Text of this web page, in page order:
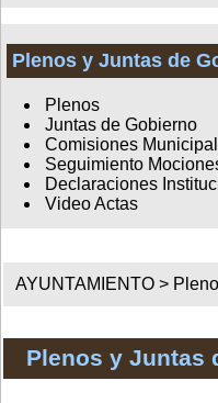
Plenos y Juntas de
Plenos
Juntas de Gobierno
Comisiones
Seguimiento
Declaraciones
Video Actas
AYUNTAMIENTO >
Plenos y Juntas